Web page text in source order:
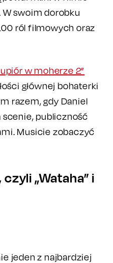
W swoim dorobku
ról filmowych oraz
w moherze 2”
głównej bohaterki
razem, gdy Daniel
scenie, publiczność
Musicie zobaczyć
„Wataha” i
jeden z najbardziej